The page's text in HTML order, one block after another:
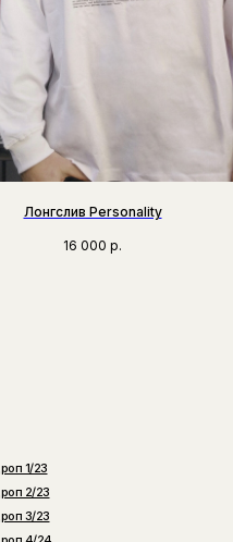
Лонгслив Personality
16 000 р.
1/23
2/23
3/23